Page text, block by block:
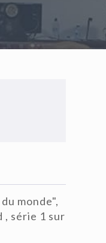
monde",
, série 1 sur